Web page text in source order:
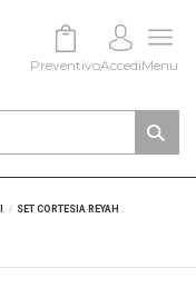
PreventivoAccediMenu
SET CORTESIA REYAH